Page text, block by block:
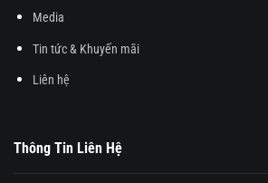
Media
Tin tức & Khuyến mãi
Liên hệ
Thông Tin Liên Hệ